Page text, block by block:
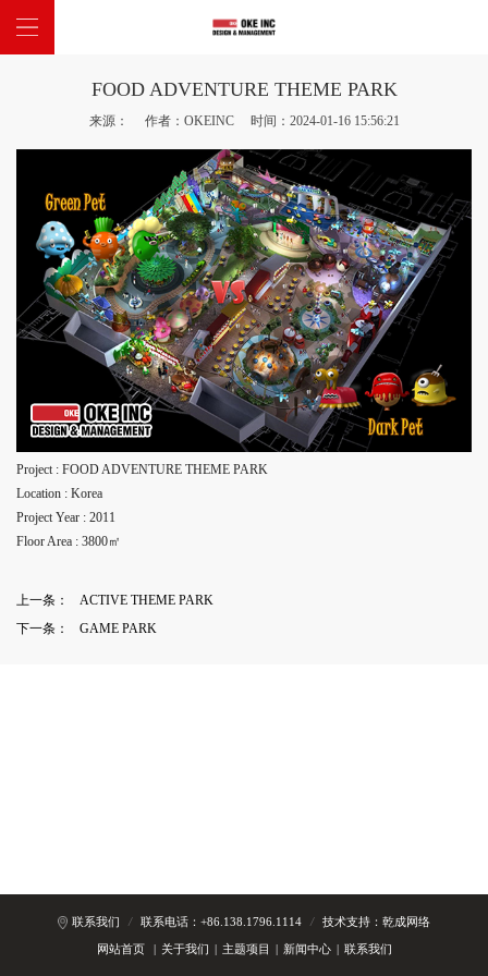
网站首页
关于我们
主题项目
新闻中心
联系我们
司版权所有.
XML地图
FOOD ADVENTURE THEME PARK
来源： 作者：OKEINC 时间：2024-01-16 15:56:21
Project : FOOD ADVENTURE THEME PARK
Location : Korea
Project Year : 2011
Floor Area : 3800㎡
上一条：
ACTIVE THEME PARK
下一条：
GAME PARK
联系我们 / 联系电话：+86.138.1796.1114 / 技术支持：乾成网络
网站首页 | 关于我们 | 主题项目 | 新闻中心 | 联系我们